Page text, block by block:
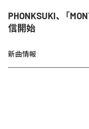
PHONKSUKI、「
信開始
新曲情報